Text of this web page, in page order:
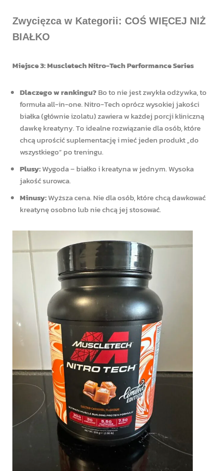
Zwycięzca w Kategorii: COŚ WIĘCEJ NIŻ
BIAŁKO
Miejsce 3: Muscletech Nitro-Tech Performance Series
Dlaczego w rankingu? Bo to nie jest zwykła odżywka, to
formuła all-in-one. Nitro-Tech oprócz wysokiej jakości
białka (głównie izolatu) zawiera w każdej porcji kliniczną
dawkę kreatyny. To idealne rozwiązanie dla osób, które
chcą uprościć suplementację i mieć jeden produkt „do
wszystkiego” po treningu.
Plusy:Wygoda – białko i kreatyna w jednym. Wysoka
jakość surowca.
Minusy:Wyższa cena. Nie dla osób, które chcą dawkować
kreatynę osobno lub nie chcą jej stosować.